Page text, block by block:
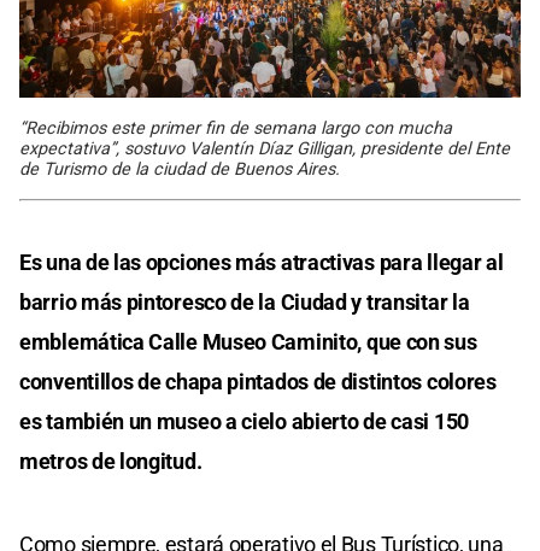
“Recibimos este primer fin de semana largo con mucha
expectativa”, sostuvo Valentín Díaz Gilligan, presidente del Ente
de Turismo de la ciudad de Buenos Aires.
Es una de las opciones más atractivas para llegar al
barrio más pintoresco de la Ciudad y transitar la
emblemática Calle Museo Caminito, que con sus
conventillos de chapa pintados de distintos colores
es también un museo a cielo abierto de casi 150
metros de longitud.
Como siempre, estará operativo el Bus Turístico, una